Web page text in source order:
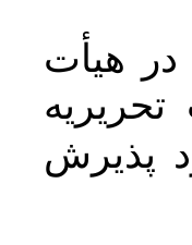
هیأت
پذیرش